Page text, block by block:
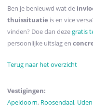
Ben je benieuwd wat de
thuissituatie is en vice
vinden? Doe dan dezegratis
persoonlijke uitslag en
Terug naar het overzicht
Vestigingen:
Apeldoorn, Roosendaal, Uden